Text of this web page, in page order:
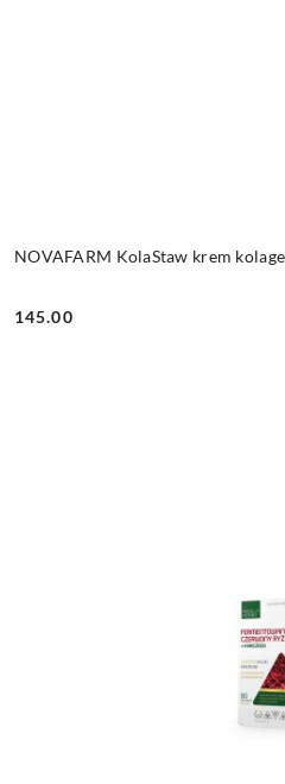
NOVAFARM KolaStaw krem
Cena:
145.00